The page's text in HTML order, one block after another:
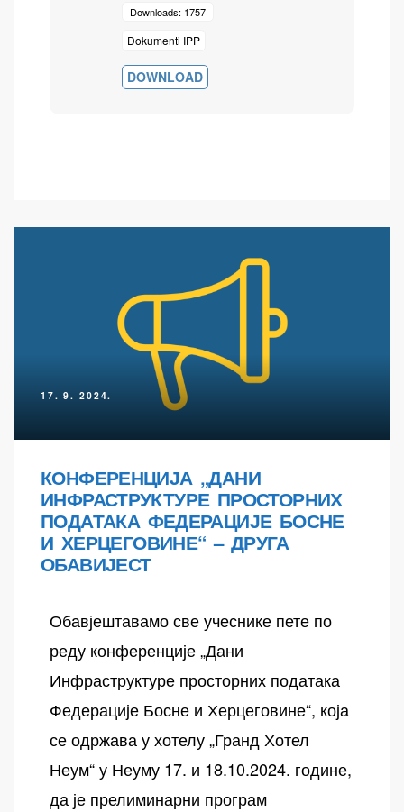
Downloads: 1757
Dokumenti IPP
DOWNLOAD
17. 9. 2024.
КОНФЕРЕНЦИЈА „ДАНИ
ИНФРАСТРУКТУРЕ ПРОСТОРНИХ
ПОДАТАКА ФЕДЕРАЦИЈЕ БОСНЕ
И ХЕРЦЕГОВИНЕ“ – ДРУГА
ОБАВИЈЕСТ
Обавјештавамо све учеснике пете по
реду конференције „Дани
Инфраструктуре просторних података
Федерације Босне и Херцеговине“, која
се одржава у хотелу „Гранд Хотел
Неум“ у Неуму 17. и 18.10.2024. године,
да је прелиминарни програм